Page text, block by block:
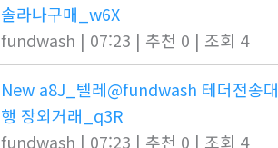
솔라나구매_w6X
fundwash | 07:23 | 추천 0 | 조회 4
New a8J_텔레@fundwash 테더전송대
행 장외거래_q3R
fundwash | 07:23 | 추천 0 | 조회 4